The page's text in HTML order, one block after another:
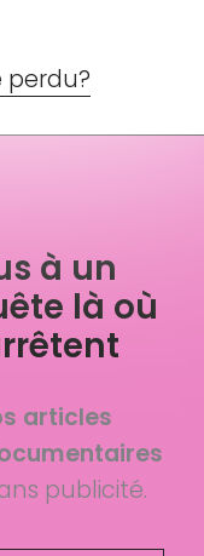
perdu?
à un
là où
articles
publicité.